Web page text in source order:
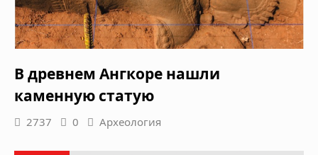
В древнем Ангкоре нашли
каменную статую
2737 0 Археология